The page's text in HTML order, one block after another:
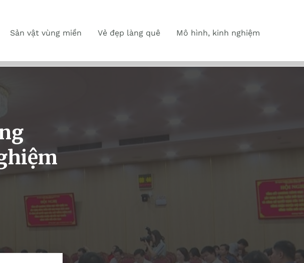
Sản vật vùng miền Vẻ đẹp làng quê Mô hình, kinh nghiệm